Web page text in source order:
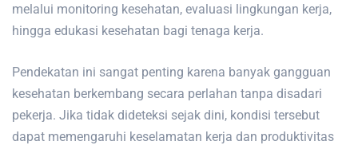
melalui monitoring kesehatan, evaluasi lingkungan kerja,
hingga edukasi kesehatan bagi tenaga kerja.
Pendekatan ini sangat penting karena banyak gangguan
kesehatan berkembang secara perlahan tanpa disadari
pekerja. Jika tidak dideteksi sejak dini, kondisi tersebut
dapat memengaruhi keselamatan kerja dan produktivitas